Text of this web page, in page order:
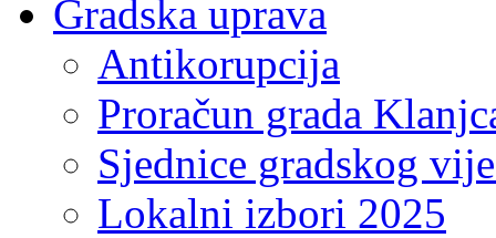
Gradska uprava
Antikorupcija
Proračun grada
Sjednice gradskog
Lokalni izbori 2025